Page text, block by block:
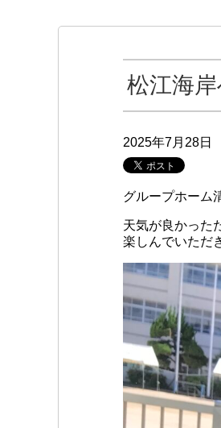
松江海
2025年7月28日
グループホーム
天気が良かった
楽しんでいただ